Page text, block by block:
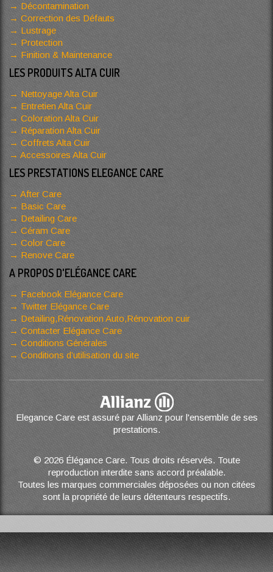
Décontamination
Correction des Défauts
Lustrage
Protection
Finition & Maintenance
LES PRODUITS ALTA CUIR
Nettoyage Alta Cuir
Entretien Alta Cuir
Coloration Alta Cuir
Réparation Alta Cuir
Coffrets Alta Cuir
Accessoires Alta Cuir
LES PRESTATIONS ELEGANCE CARE
After Care
Basic Care
Detailing Care
Céram Care
Color Care
Renove Care
A PROPOS D'ELÉGANCE CARE
Facebook Elégance Care
Twitter Elégance Care
Detailing,Rénovation Auto,Rénovation cuir
Contacter Elégance Care
Conditions Générales
Conditions d’utilisation du site
Elegance Care est assuré par Allianz pour l'ensemble de ses
prestations.
© 2026 Élégance Care. Tous droits réservés. Toute
reproduction interdite sans accord préalable.
Toutes les marques commerciales déposées ou non citées
sont la propriété de leurs détenteurs respectifs.